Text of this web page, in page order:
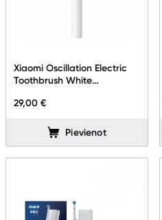
Viedierīces
Sadzīves tehnika
Matu kopšana
Xiaomi Oscillation Electric
Toothbrush White
29,00 €
Pievienot